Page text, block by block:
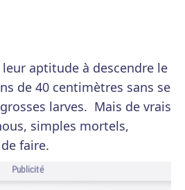
aptitude à descendre le
de 40 centimètres sans se
larves. Mais de vrais
simples mortels,
faire.
Publicité